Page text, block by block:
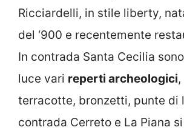
Ricciardelli, in stile liberty,
del ‘900 e recentemente
In contrada Santa Cecilia
luce vari reperti archeologici
terracotte, bronzetti, punte di
contrada Cerreto e La Piana